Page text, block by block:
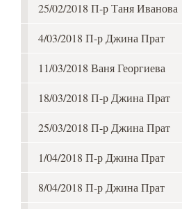
25/02/2018 П-р Таня Иванова
4/03/2018 П-р Джина Прат
11/03/2018 Ваня Георгиева
18/03/2018 П-р Джина Прат
25/03/2018 П-р Джина Прат
1/04/2018 П-р Джина Прат
8/04/2018 П-р Джина Прат